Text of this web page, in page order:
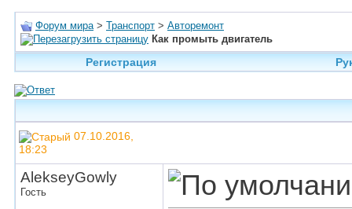
Форум мира > Транспорт > Авторемонт
Как промыть двигатель
Регистрация
07.10.2016,
18:23
AlekseyGowly
Гость